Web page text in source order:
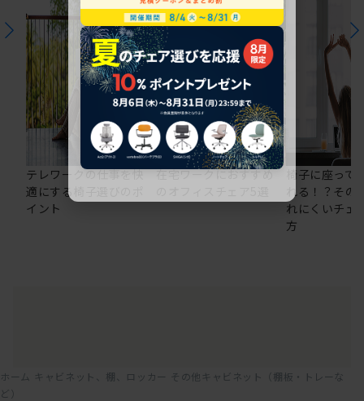
テレワークの仕事を快
適にする椅子選びのポ
イント
在宅ワークにおすすめ
椅子に座っ
れる！？その
れにくいチェ
方
ホーム キャビネット、棚、ロッカー その他キャビネット（棚板・トレーな
ど）